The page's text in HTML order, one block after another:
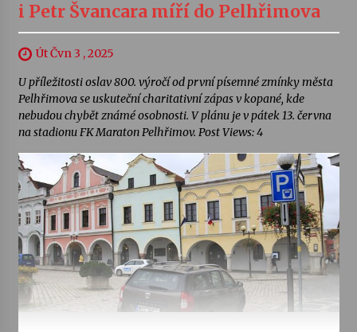
i Petr Švancara míří do Pelhřimova
Út Čvn 3 , 2025
U příležitosti oslav 800. výročí od první písemné zmínky města
Pelhřimova se uskuteční charitativní zápas v kopané, kde
nebudou chybět známé osobnosti. V plánu je v pátek 13. června
na stadionu FK Maraton Pelhřimov. Post Views: 4